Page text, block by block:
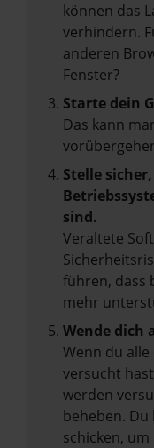
können das
verhindern.
anderen
Fenster?
Starte dein
Das kann
Stelle
sind.
Veraltete
führen, dass
mehr
Wende dich
Wenn du
versucht
werden
beheben. Du
schicken,